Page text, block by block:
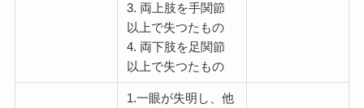
3. 両上肢を手関節
以上で失つたもの
4. 両下肢を足関節
以上で失つたもの
1.一眼が失明し、他